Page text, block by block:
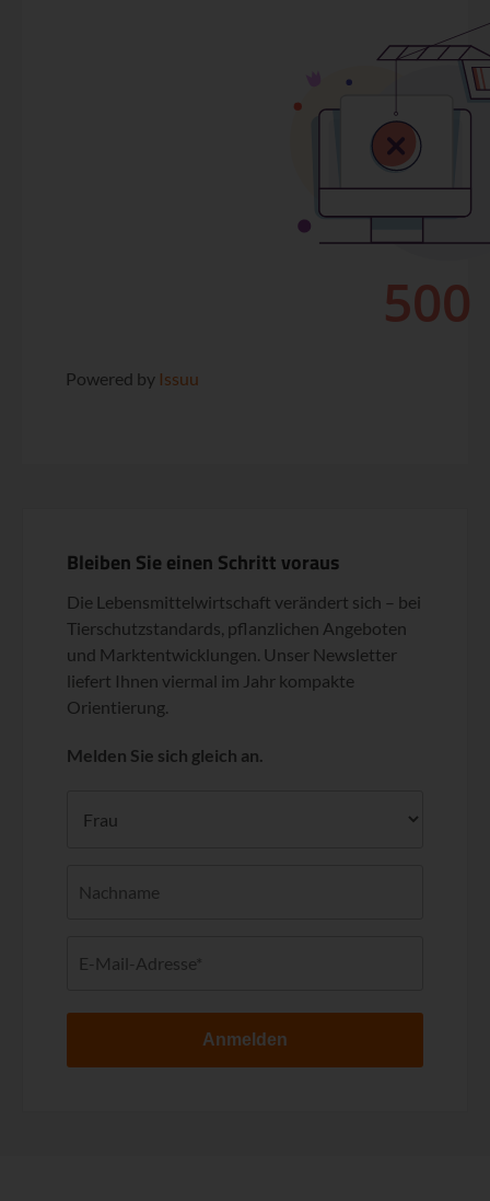
Powered by Issuu
Bleiben Sie einen Schritt voraus
Die Lebensmittelwirtschaft verändert sich – bei
Tierschutzstandards, pflanzlichen Angeboten
und Marktentwicklungen. Unser Newsletter
liefert Ihnen viermal im Jahr kompakte
Orientierung.
Melden Sie sich gleich an.
Anmelden